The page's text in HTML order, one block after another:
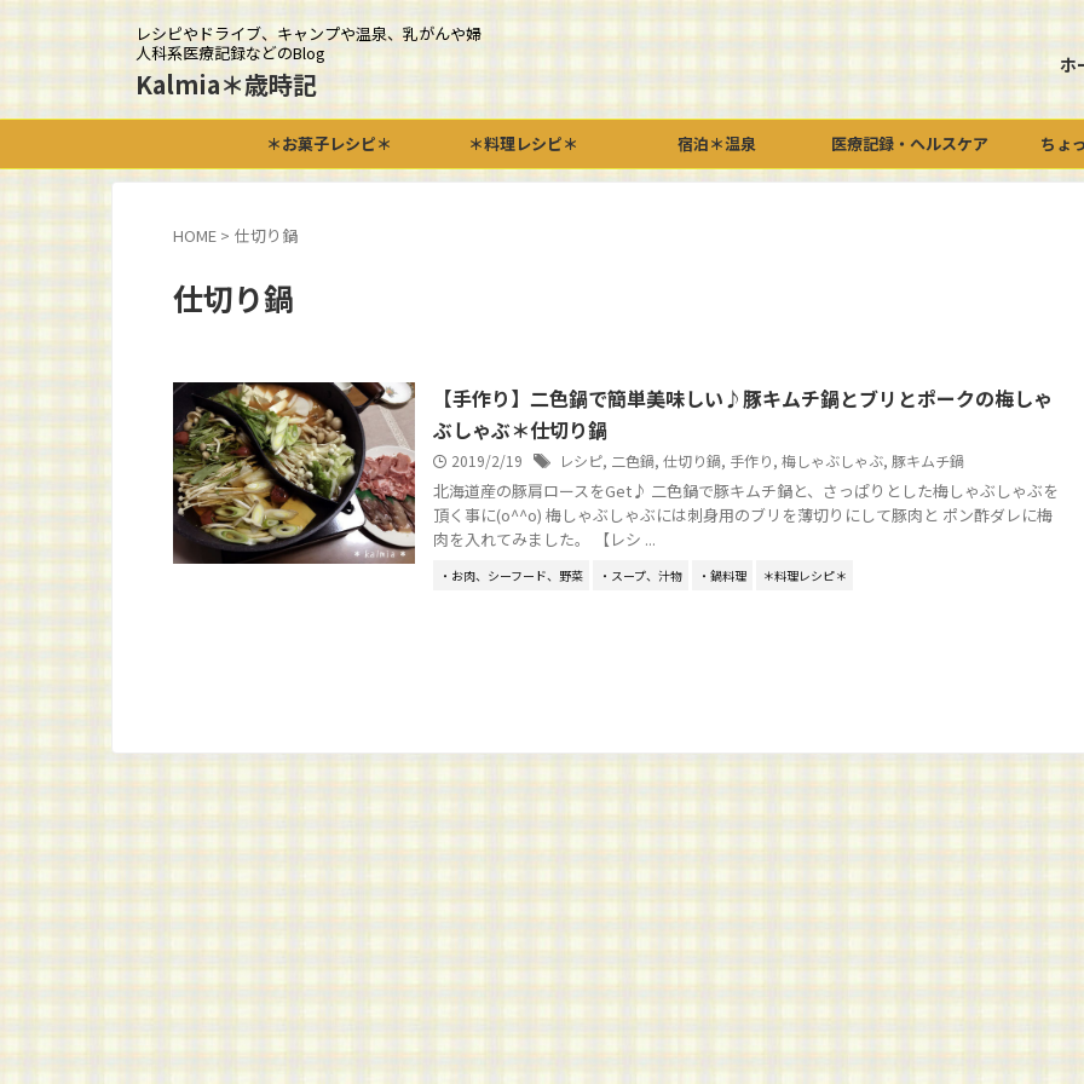
レシピやドライブ、キャンプや温泉、乳がんや婦
人科系医療記録などのBlog
Kalmia＊歳時記
ホ
＊お菓子レシピ＊ ＊料理レシピ＊ 宿泊＊温泉 医療記録・ヘルスケア ちょ
HOME > 仕切り鍋
仕切り鍋
【手作り】二色鍋で簡単美味しい♪豚キムチ鍋とブリとポークの梅しゃ
ぶしゃぶ＊仕切り鍋
2019/2/19 レシピ, 二色鍋, 仕切り鍋, 手作り, 梅しゃぶしゃぶ, 豚キムチ鍋
北海道産の豚肩ロースをGet♪ 二色鍋で豚キムチ鍋と、さっぱりとした梅しゃぶしゃぶを
頂く事に(o^^o) 梅しゃぶしゃぶには刺身用のブリを薄切りにして豚肉と ポン酢ダレに梅
肉を入れてみました。 【レシ ...
・お肉、シーフード、野菜 ・スープ、汁物 ・鍋料理 ＊料理レシピ＊